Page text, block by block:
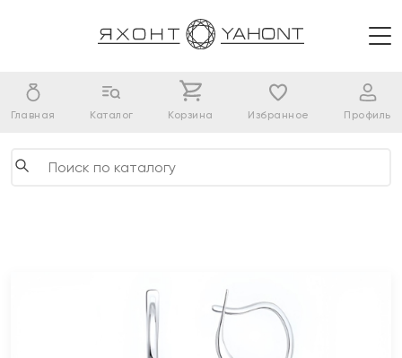
Главная Каталог Корзина Избранное Профиль